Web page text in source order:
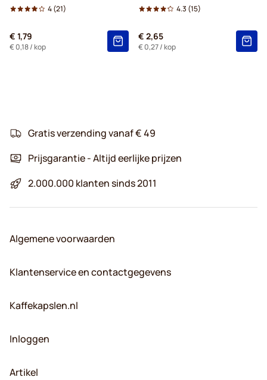
4(21)
€ 1,79
€ 0,18/ kop
4.3 (15)
€ 2,65
€ 0,27/ kop
Gratis verzending vanaf € 49
Prijsgarantie - Altijd eerlijke prijzen
2.000.000 klanten sinds 2011
Algemene voorwaarden
Klantenservice en contactgegevens
Kaffekapslen.nl
Inloggen
Artikel